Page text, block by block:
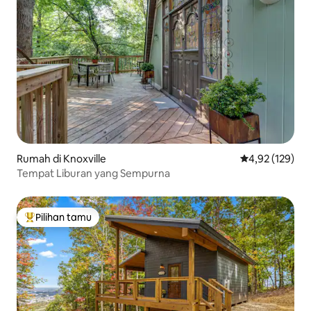
Rumah di Knoxville Nilai rata-rata
4,92 (129)
Tempat Liburan yang Sempurna
Pilihan tamu terpopuler
Pilihan tamu